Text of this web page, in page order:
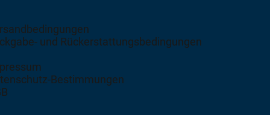
und Rückerstattungsbedingungen
Bestimmungen